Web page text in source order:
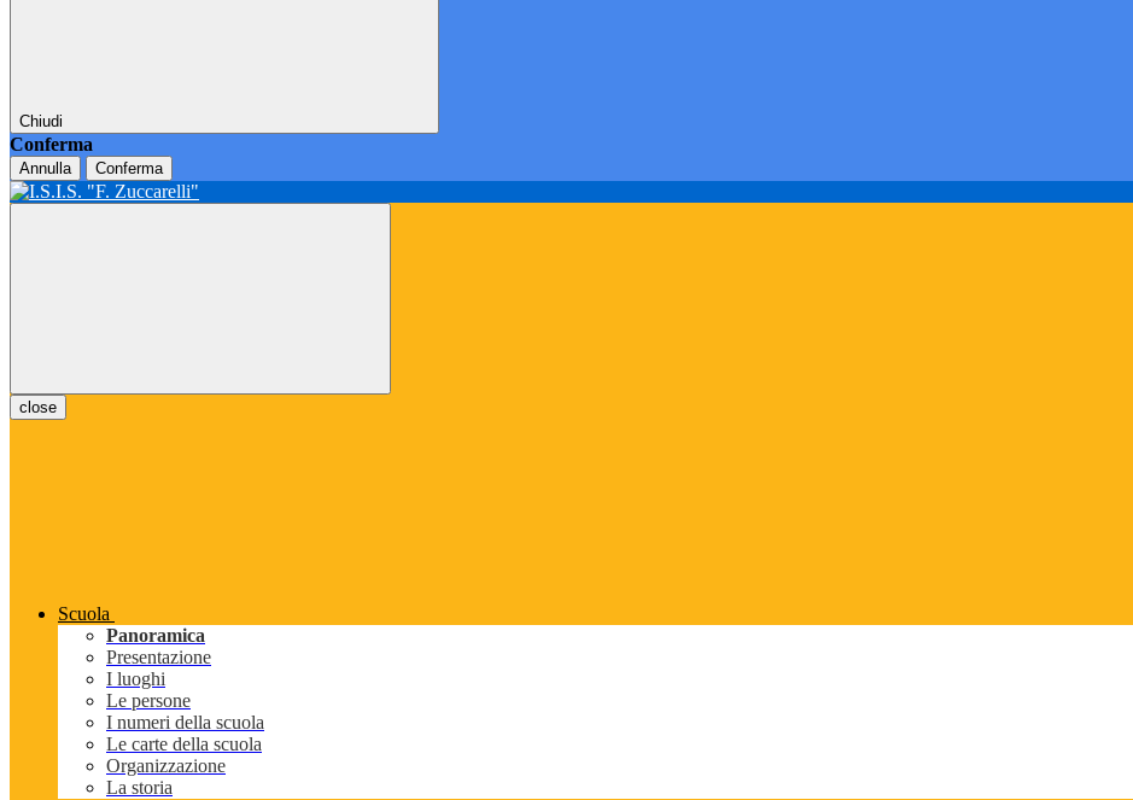
Chiudi
Conferma
Annulla Conferma
close
Scuola
Panoramica
Presentazione
I luoghi
Le persone
I numeri della scuola
Le carte della scuola
Organizzazione
La storia